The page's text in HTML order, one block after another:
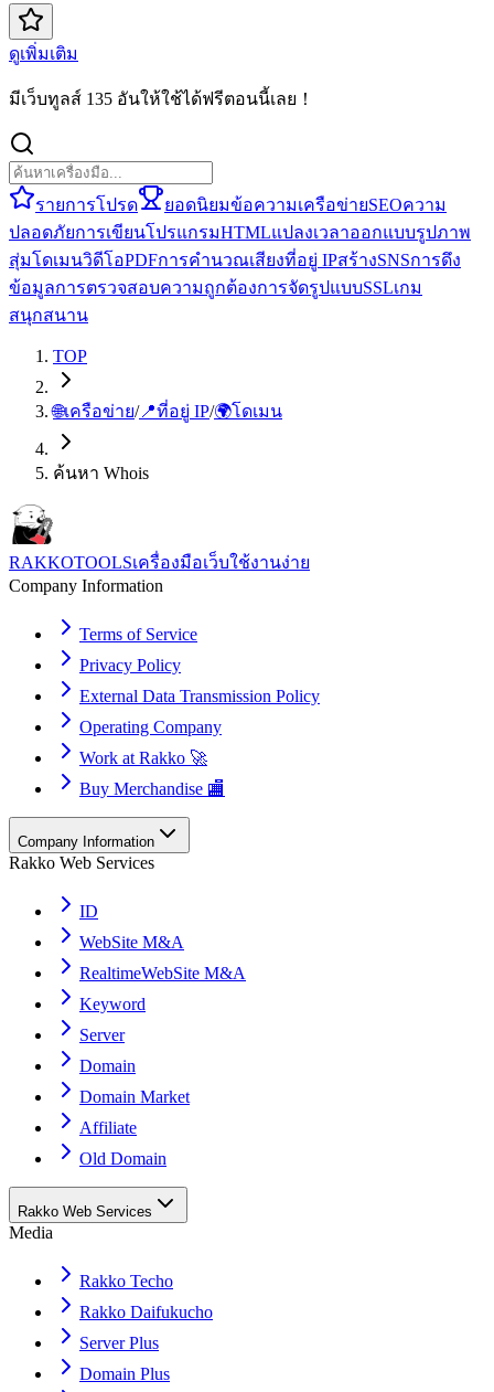
ดูเพิ่มเติม
มีเว็บทูลส์ 135 อันให้ใช้ได้ฟรีตอนนี้เลย！
รายการโปรด ยอดนิยมข้อความเครือข่ายSEOความ
ปลอดภัยการเขียนโปรแกรมHTMLแปลงเวลาออกแบบรูปภาพ
สุ่มโดเมนวิดีโอPDFการคำนวณเสียงที่อยู่ IPสร้างSNSการดึง
ข้อมูลการตรวจสอบความถูกต้องการจัดรูปแบบSSLเกม
สนุกสนาน
TOP
🌐เครือข่าย/📍ที่อยู่ IP/🌍โดเมน
ค้นหา Whois
RAKKOTOOLSเครื่องมือเว็บใช้งานง่าย
Company Information
Terms of Service
Privacy Policy
External Data Transmission Policy
Operating Company
Work at Rakko 🚀
Buy Merchandise 🏬
Company Information
Rakko Web Services
ID
WebSite M&A
RealtimeWebSite M&A
Keyword
Server
Domain
Domain Market
Affiliate
Old Domain
Rakko Web Services
Media
Rakko Techo
Rakko Daifukucho
Server Plus
Domain Plus